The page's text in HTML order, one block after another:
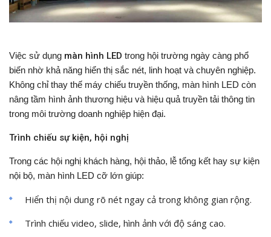
Việc sử dụng màn hình LED trong hội trường ngày càng phổ
biến nhờ khả năng hiển thị sắc nét, linh hoạt và chuyên nghiệp.
Không chỉ thay thế máy chiếu truyền thống, màn hình LED còn
nâng tầm hình ảnh thương hiệu và hiệu quả truyền tải thông tin
trong môi trường doanh nghiệp hiện đại.
Trình chiếu sự kiện, hội nghị
Trong các hội nghị khách hàng, hội thảo, lễ tổng kết hay sự kiện
nội bộ, màn hình LED cỡ lớn giúp:
Hiển thị nội dung rõ nét ngay cả trong không gian rộng.
Trình chiếu video, slide, hình ảnh với độ sáng cao.